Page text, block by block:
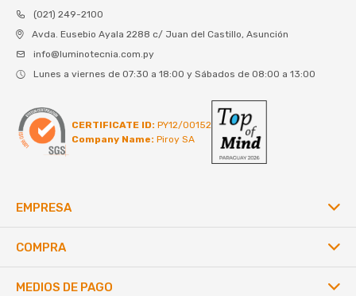
(021) 249-2100
Avda. Eusebio Ayala 2288 c/ Juan del Castillo, Asunción
info@luminotecnia.com.py
Lunes a viernes de 07:30 a 18:00 y Sábados de 08:00 a 13:00
CERTIFICATE ID: PY12/00152
Company Name: Piroy SA
EMPRESA
COMPRA
MEDIOS DE PAGO